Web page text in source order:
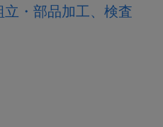
・部品加工、検査